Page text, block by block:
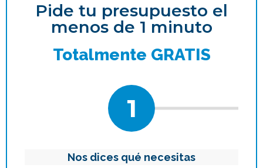
Pide tu presupuesto el
menos de 1 minuto
Totalmente GRATIS
1
Nos dices qué necesitas